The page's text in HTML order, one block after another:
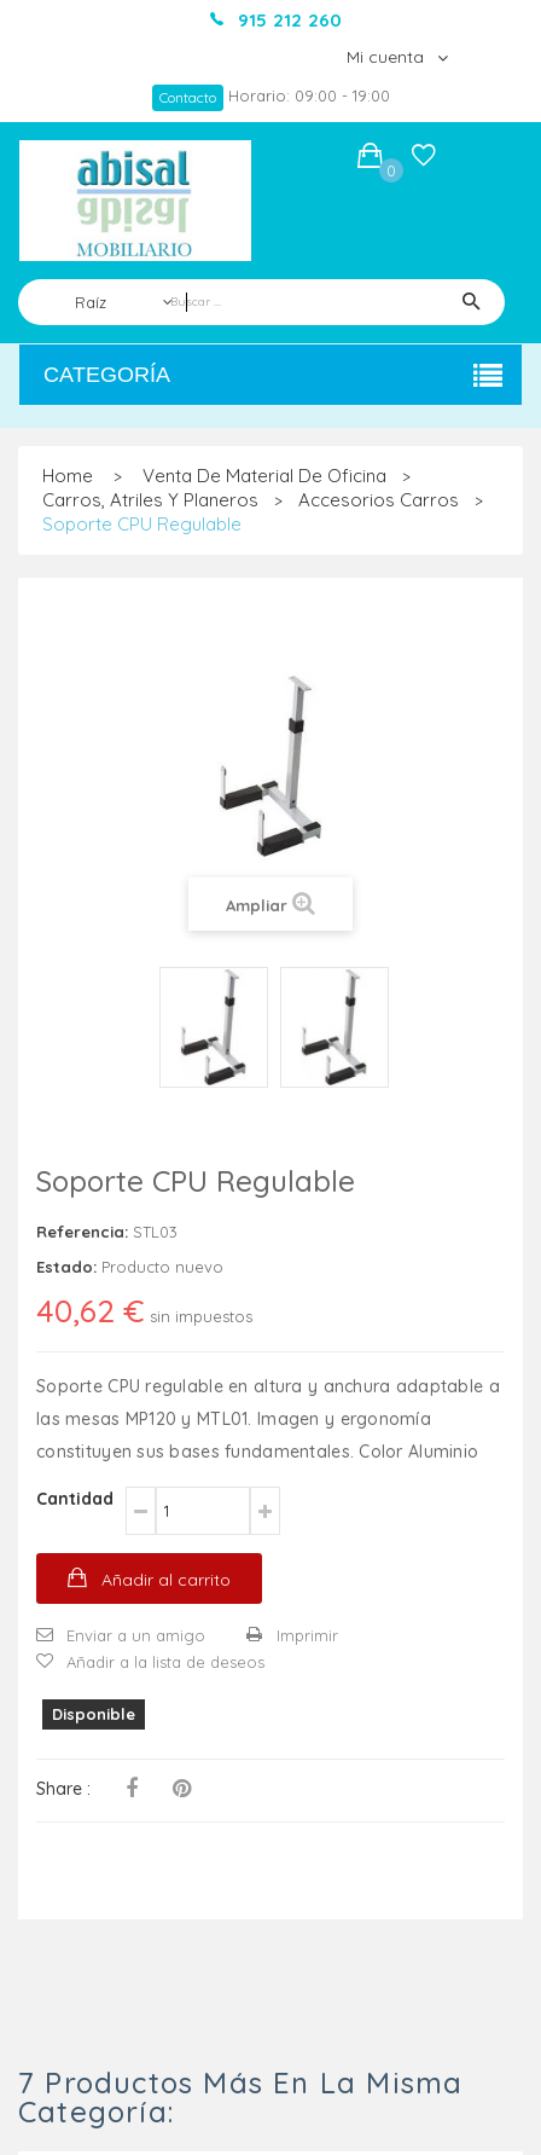
915 212 260
Mi cuenta
Contacto Horario: 09:00 - 19:00
Raíz
0
CATEGORÍA
Home > Venta De Material De Oficina >
Carros, Atriles Y Planeros > Accesorios Carros >
Soporte CPU Regulable
Ampliar
Soporte CPU Regulable
Referencia: STL03
Estado: Producto nuevo
40,62 € sin impuestos
Soporte CPU regulable en altura y anchura adaptable a
las mesas MP120 y MTL01. Imagen y ergonomía
constituyen sus bases fundamentales. Color Aluminio
Cantidad
Añadir al carrito
Enviar a un amigo
Imprimir
Añadir a la lista de deseos
Disponible
Share :
7 Productos Más En La Misma
Categoría: